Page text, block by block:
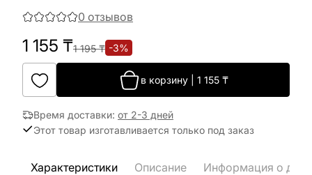
0 отзывов
1 155 ₸1 195₸ -3%
в корзину| 1 155₸
Время доставки: от 2-3 дней
Этот товар изготавливается только под заказ
Характеристики Описание Информация о